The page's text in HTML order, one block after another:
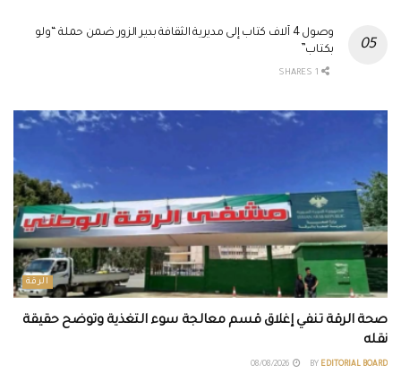
وصول 4 آلاف كتاب إلى مديرية الثقافة بدير الزور ضمن حملة “ولو
بكتاب”
الرقة
صحة الرقة تنفي إغلاق قسم معالجة سوء التغذية وتوضح حقيقة
نقله
BY EDITORIAL BOARD